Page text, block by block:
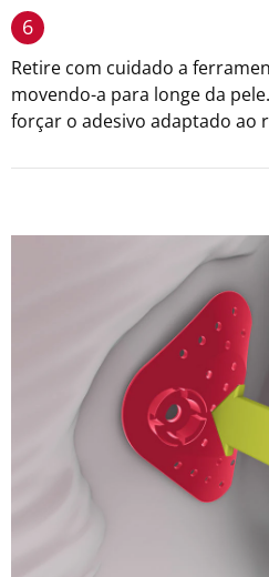
6
Retire com cuidado a
movendo-a para longe da
forçar o adesivo adaptado ao